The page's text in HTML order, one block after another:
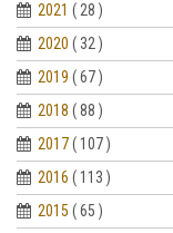
2021 ( 28 )
2020 ( 32 )
2019 ( 67 )
2018 ( 88 )
2017( 107 )
2016 ( 113 )
2015 ( 65 )